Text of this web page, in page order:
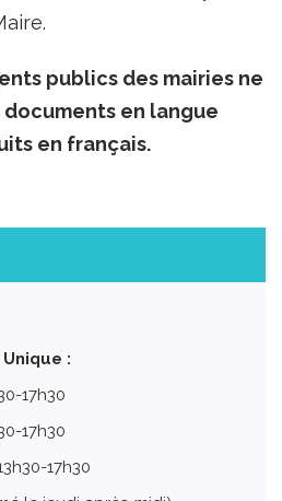
publics des mairies ne
en langue
en français.
:
17h30
17h30
17h30